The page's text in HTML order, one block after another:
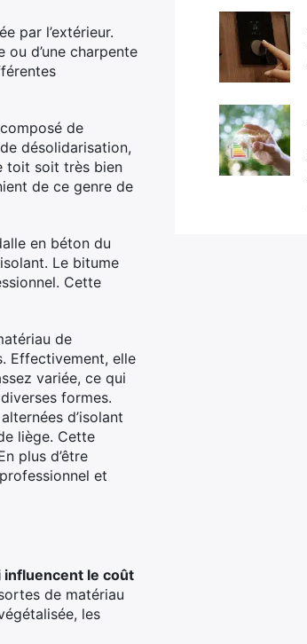
par l’extérieur.
d’une charpente
de
désolidarisation,
toit soit très bien
de ce genre de
en béton du
Le bitume
Cette
de
Effectivement, elle
variée, ce qui
formes.
d’isolant
liège. Cette
plus d’être
et
influencent le coût
de matériau
les